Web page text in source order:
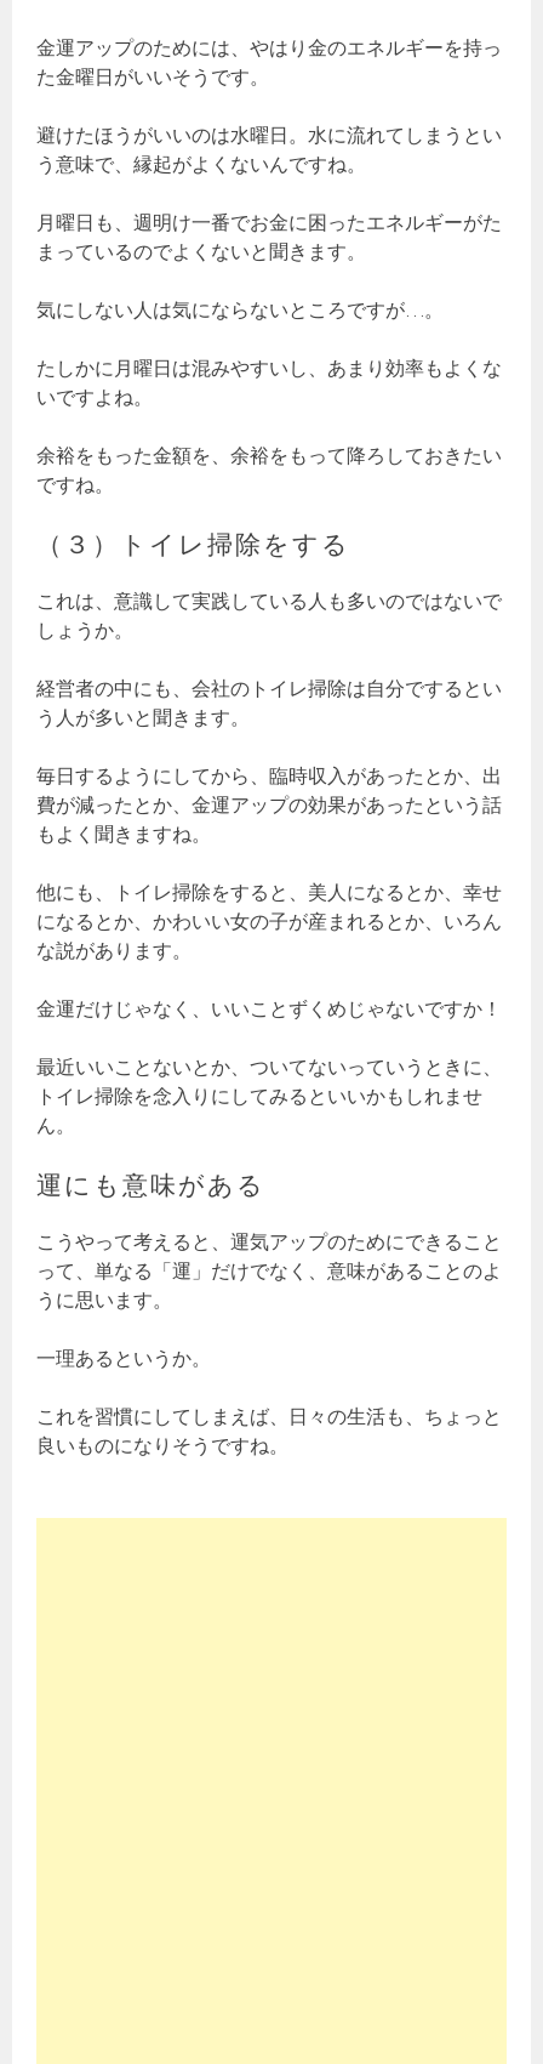
金運アップのためには、やはり金のエネルギーを持っ
た金曜日がいいそうです。
避けたほうがいいのは水曜日。水に流れてしまうとい
う意味で、縁起がよくないんですね。
月曜日も、週明け一番でお金に困ったエネルギーがた
まっているのでよくないと聞きます。
気にしない人は気にならないところですが…。
たしかに月曜日は混みやすいし、あまり効率もよくな
いですよね。
余裕をもった金額を、余裕をもって降ろしておきたい
ですね。
（３）トイレ掃除をする
これは、意識して実践している人も多いのではないで
しょうか。
経営者の中にも、会社のトイレ掃除は自分でするとい
う人が多いと聞きます。
毎日するようにしてから、臨時収入があったとか、出
費が減ったとか、金運アップの効果があったという話
もよく聞きますね。
他にも、トイレ掃除をすると、美人になるとか、幸せ
になるとか、かわいい女の子が産まれるとか、いろん
な説があります。
金運だけじゃなく、いいことずくめじゃないですか！
最近いいことないとか、ついてないっていうときに、
トイレ掃除を念入りにしてみるといいかもしれませ
ん。
運にも意味がある
こうやって考えると、運気アップのためにできること
って、単なる「運」だけでなく、意味があることのよ
うに思います。
一理あるというか。
これを習慣にしてしまえば、日々の生活も、ちょっと
良いものになりそうですね。